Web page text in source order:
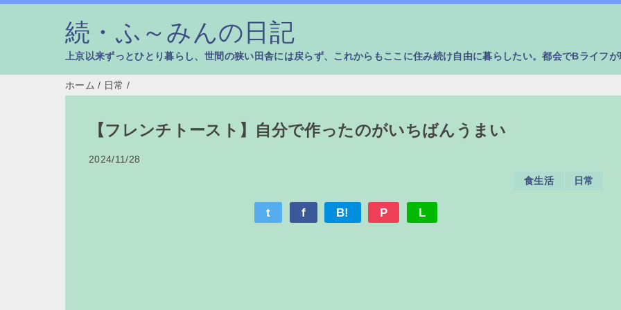
続・ふ～みんの日記
上京以来ずっとひとり暮らし、世間の狭い田舎には戻らず、これからもここに住み続け自由に暮らしたい。都会でBライフ
ホーム / 日常 /
【フレンチトースト】自分で作ったのがいちばんうまい
2024/11/28
食生活 日常
t f B! P L